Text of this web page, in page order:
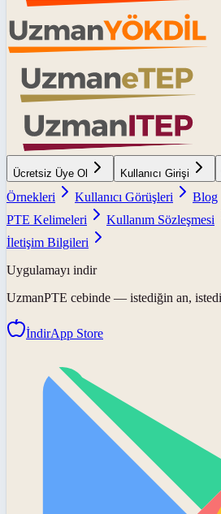
Ücretsiz Üye Ol Kullanıcı Girişi
Örnekleri
Kullanıcı Görüşleri Blog
PTE Kelimeleri
Kullanım Sözleşmesi
İletişim Bilgileri
Uygulamayı indir
UzmanPTE cebinde — istediğin an,
İndirApp Store